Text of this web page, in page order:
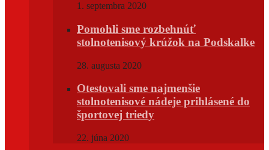
1. septembra 2020
Pomohli sme rozbehnúť
stolnotenisový krúžok na Podskalke
28. augusta 2020
Otestovali sme najmenšie
stolnotenisové nádeje prihlásené do
športovej triedy
22. júna 2020